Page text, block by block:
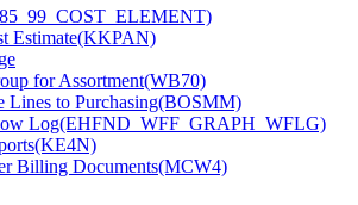
Estimate(KKPAN)
for Assortment(WB70)
Lines to Purchasing(BOSMM)
Log(EHFND_WFF_GRAPH_WFLG)
Billing Documents(MCW4)